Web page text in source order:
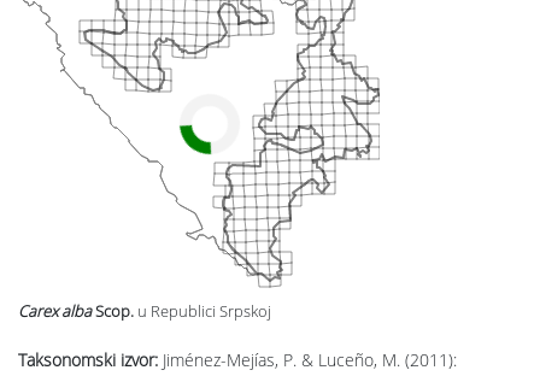
Taksonomski izvor: Jiménez-Mejías, P. & Luceño, M. (2011):
Carex albaScop. u Republici Srpskoj